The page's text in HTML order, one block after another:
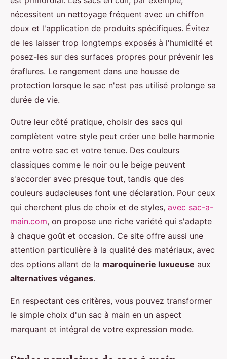
nécessitent un nettoyage fréquent avec un chiffon
doux et l'application de produits spécifiques. Évitez
de les laisser trop longtemps exposés à l'humidité et
posez-les sur des surfaces propres pour prévenir les
éraflures. Le rangement dans une housse de
protection lorsque le sac n'est pas utilisé prolonge sa
durée de vie.
Outre leur côté pratique, choisir des sacs qui
complètent votre style peut créer une belle harmonie
entre votre sac et votre tenue. Des couleurs
classiques comme le noir ou le beige peuvent
s'accorder avec presque tout, tandis que des
couleurs audacieuses font une déclaration. Pour ceux
qui cherchent plus de choix et de styles, avec sac-a-
main.com, on propose une riche variété qui s'adapte
à chaque goût et occasion. Ce site offre aussi une
attention particulière à la qualité des matériaux, avec
des options allant de la maroquinerie luxueuse aux
alternatives véganes.
En respectant ces critères, vous pouvez transformer
le simple choix d'un sac à main en un aspect
marquant et intégral de votre expression mode.